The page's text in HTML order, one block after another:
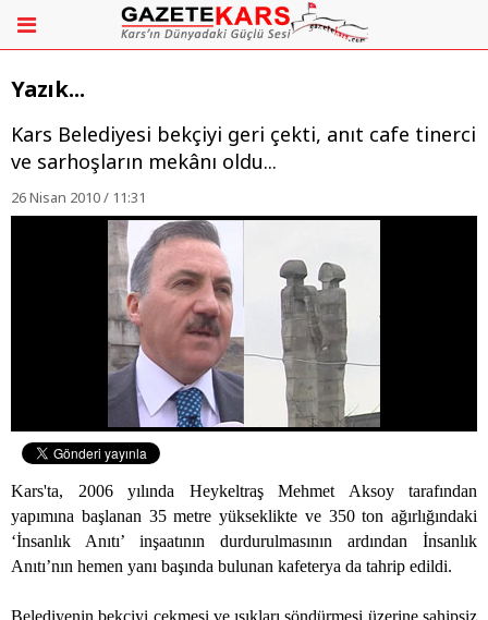
Yazık...
Kars Belediyesi bekçiyi geri çekti, anıt cafe tinerci
ve sarhoşların mekânı oldu...
26 Nisan 2010 / 11:31
Kars'ta, 2006 yılında Heykeltraş Mehmet Aksoy tarafından
yapımına başlanan 35 metre yükseklikte ve 350 ton ağırlığındaki
‘İnsanlık Anıtı’ inşaatının durdurulmasının ardından İnsanlık
Anıtı’nın hemen yanı başında bulunan kafeterya da tahrip edildi.